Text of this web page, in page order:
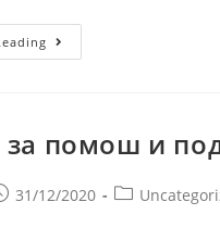
помош и
31/12/2020